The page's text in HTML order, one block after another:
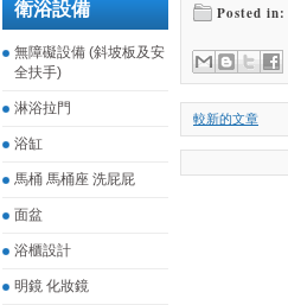
衛浴設備
無障礙設備 (斜坡板及安
全扶手)
淋浴拉門
浴缸
馬桶 馬桶座 洗屁屁
面盆
浴櫃設計
明鏡 化妝鏡
Posted in:
較新的文章